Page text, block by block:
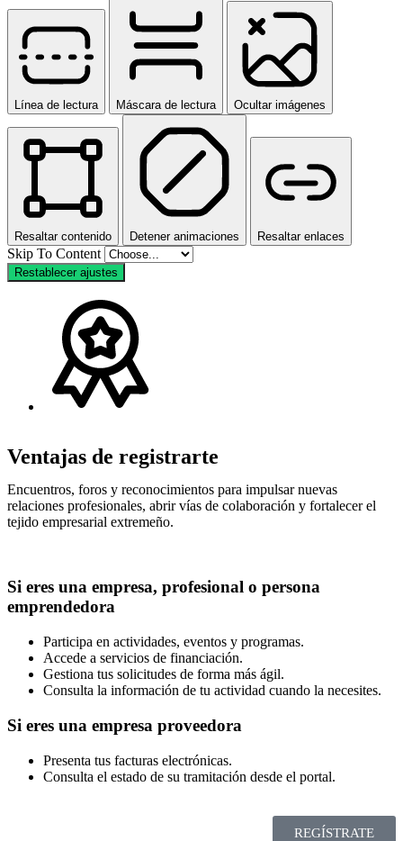
Línea de lectura Máscara de lectura Ocultar imágenes
Resaltar contenido Detener animaciones Resaltar enlaces
Skip To Content
Restablecer ajustes
Ventajas de registrarte
Encuentros, foros y reconocimientos para impulsar nuevas
relaciones profesionales, abrir vías de colaboración y fortalecer el
tejido empresarial extremeño.
Si eres una empresa, profesional o persona
emprendedora
Participa en actividades, eventos y programas.
Accede a servicios de financiación.
Gestiona tus solicitudes de forma más ágil.
Consulta la información de tu actividad cuando la necesites.
Si eres una empresa proveedora
Presenta tus facturas electrónicas.
Consulta el estado de su tramitación desde el portal.
REGÍSTRATE